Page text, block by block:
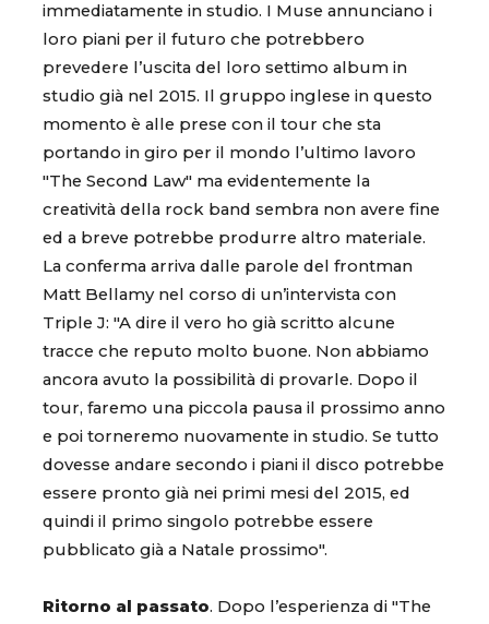
immediatamente in studio. I Muse annunciano i
loro piani per il futuro che potrebbero
prevedere l’uscita del loro settimo album in
studio già nel 2015. Il gruppo inglese in questo
momento è alle prese con il tour che sta
portando in giro per il mondo l’ultimo lavoro
"The Second Law" ma evidentemente la
creatività della rock band sembra non avere fine
ed a breve potrebbe produrre altro materiale.
La conferma arriva dalle parole del frontman
Matt Bellamy nel corso di un’intervista con
Triple J: "A dire il vero ho già scritto alcune
tracce che reputo molto buone. Non abbiamo
ancora avuto la possibilità di provarle. Dopo il
tour, faremo una piccola pausa il prossimo anno
e poi torneremo nuovamente in studio. Se tutto
dovesse andare secondo i piani il disco potrebbe
essere pronto già nei primi mesi del 2015, ed
quindi il primo singolo potrebbe essere
pubblicato già a Natale prossimo".
Ritorno al passato. Dopo l’esperienza di "The